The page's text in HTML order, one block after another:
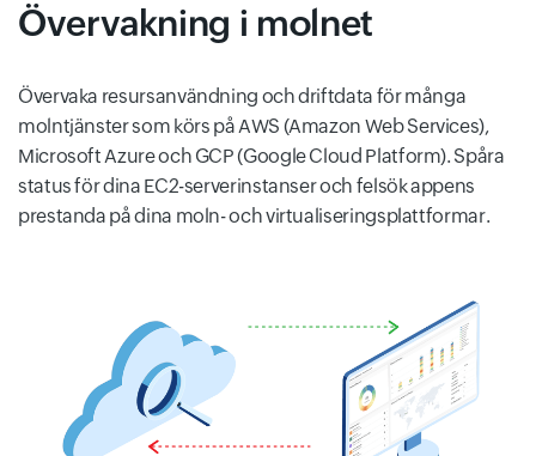
Övervakning i molnet
Övervaka resursanvändning och driftdata för många
molntjänster som körs på AWS (Amazon Web Services),
Microsoft Azure och GCP (Google Cloud Platform). Spåra
status för dina EC2-serverinstanser och felsök appens
prestanda på dina moln- och virtualiseringsplattformar.